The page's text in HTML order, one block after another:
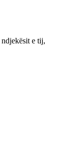
e tij,